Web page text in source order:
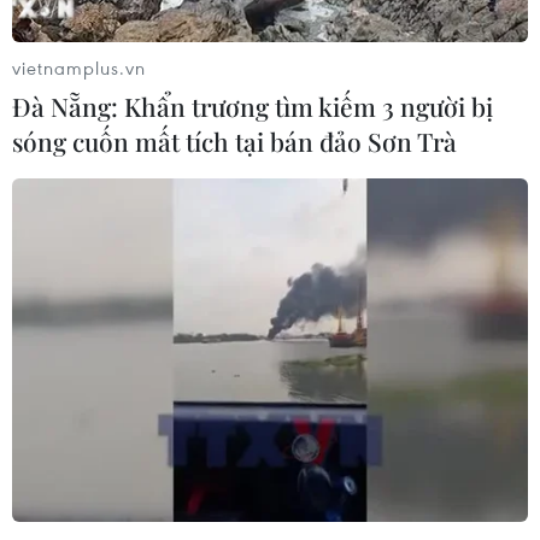
Nghệ An: Bắt 10 đối tượng trong đường
dây đánh bạc hơn 10 tỷ đồng
Bước đầu cơ quan chức năng chứng minh số tiền các
đối tượng giao dịch đánh bạc bằng hình thức số lô, số
đề từ đầu tháng Năm vừa qua đến thời điểm bị bắt giữ
vietnamplus.vn
Đà Nẵng: Khẩn trương tìm kiếm 3 người bị
sóng cuốn mất tích tại bán đảo Sơn Trà